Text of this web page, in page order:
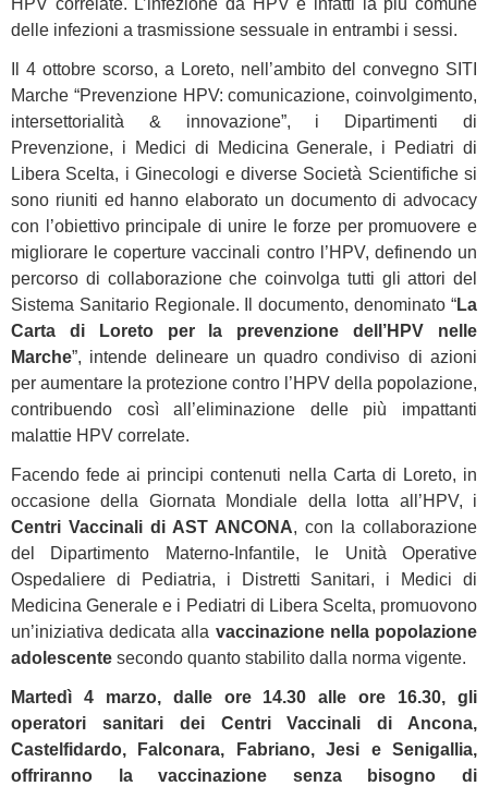
HPV correlate. L’infezione da HPV è infatti la più comune
delle infezioni a trasmissione sessuale in entrambi i sessi.
Il 4 ottobre scorso, a Loreto, nell’ambito del convegno SITI
Marche “Prevenzione HPV: comunicazione, coinvolgimento,
intersettorialità & innovazione”, i Dipartimenti di
Prevenzione, i Medici di Medicina Generale, i Pediatri di
Libera Scelta, i Ginecologi e diverse Società Scientifiche si
sono riuniti ed hanno elaborato un documento di advocacy
con l’obiettivo principale di unire le forze per promuovere e
migliorare le coperture vaccinali contro l’HPV, definendo un
percorso di collaborazione che coinvolga tutti gli attori del
Sistema Sanitario Regionale. Il documento, denominato “La
Carta di Loreto per la prevenzione dell’HPV nelle
Marche”, intende delineare un quadro condiviso di azioni
per aumentare la protezione contro l’HPV della popolazione,
contribuendo così all’eliminazione delle più impattanti
malattie HPV correlate.
Facendo fede ai principi contenuti nella Carta di Loreto, in
occasione della Giornata Mondiale della lotta all’HPV, i
Centri Vaccinali di AST ANCONA, con la collaborazione
del Dipartimento Materno-Infantile, le Unità Operative
Ospedaliere di Pediatria, i Distretti Sanitari, i Medici di
Medicina Generale e i Pediatri di Libera Scelta, promuovono
un’iniziativa dedicata alla vaccinazione nella popolazione
adolescente secondo quanto stabilito dalla norma vigente.
Martedì 4 marzo, dalle ore 14.30 alle ore 16.30, gli
operatori sanitari dei Centri Vaccinali di Ancona,
Castelfidardo, Falconara, Fabriano, Jesi e Senigallia,
offriranno la vaccinazione senza bisogno di